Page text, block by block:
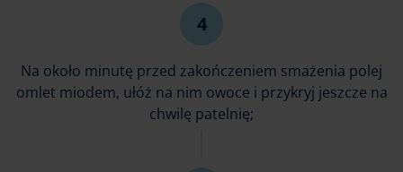
Na około minutę przed zakończeniem smażenia polej
omlet miodem, ułóż na nim owoce i przykryj jeszcze na
chwilę patelnię;